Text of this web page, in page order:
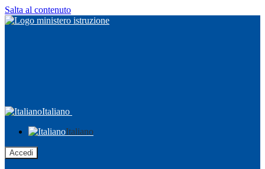
Salta al contenuto
Italiano
Italiano
Accedi